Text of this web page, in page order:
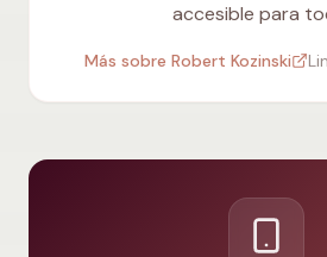
accesible para
Más sobre Robert Kozinski